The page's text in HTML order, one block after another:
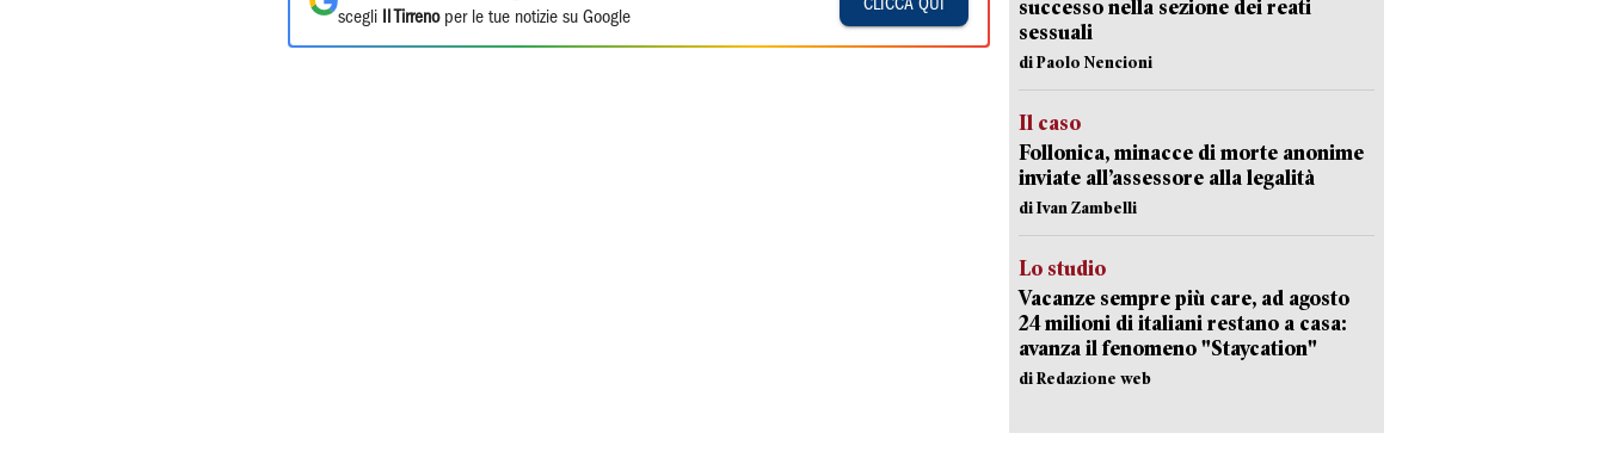
scegli
Il Tirrenoper le tue notizie su Google
CLICCA QUI
successo nella sezione dei reati
sessuali
di Paolo Nencioni
Il caso
Follonica, minacce di morte anonime
inviate all’assessore alla legalità
di Ivan Zambelli
Lo studio
Vacanze sempre più care, ad agosto
24 milioni di italiani restano a casa:
avanza il fenomeno "Staycation"
di Redazione web